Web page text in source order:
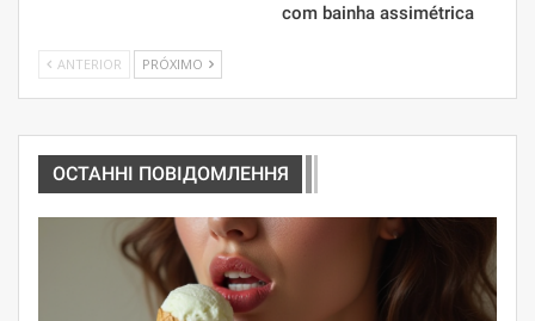
com bainha assimétrica
ANTERIOR PRÓXIMO
ОСТАННІ ПОВІДОМЛЕННЯ